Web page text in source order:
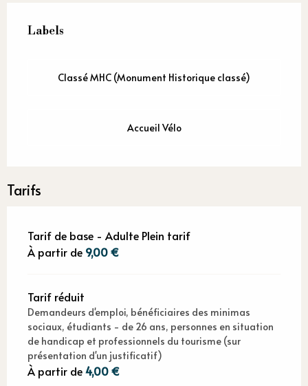
Labels
Labels
Classé MHC (Monument Historique classé)
Accueil Vélo
Tarifs
Tarif de base - Adulte Plein tarif
À partir de 9,00 €
Tarif réduit
Demandeurs d'emploi, bénéficiaires des minimas
sociaux, étudiants - de 26 ans, personnes en situation
de handicap et professionnels du tourisme (sur
présentation d'un justificatif)
À partir de4,00 €